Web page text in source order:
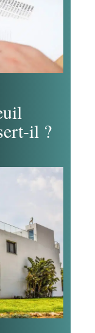
il ?